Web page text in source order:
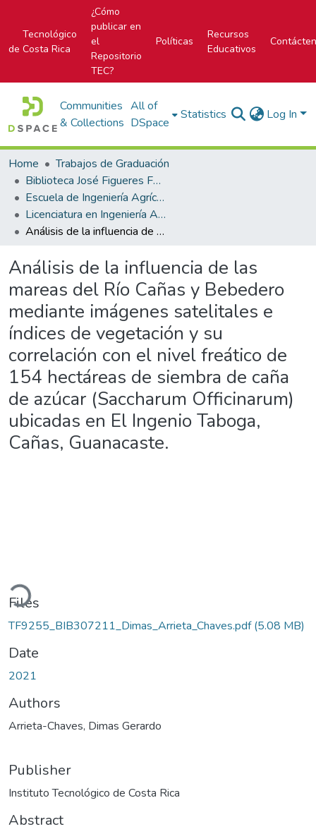
Tecnológico
de Costa Rica
¿Cómo
publicar en
el
Repositorio
TEC?
Políticas
Recursos
Educativos
Communities
& Collections
All of
DSpace
Statistics Log In
Home
Trabajos de Graduación
Biblioteca José Figueres Ferrer
Escuela de Ingeniería Agrícola
Licenciatura en Ingeniería Agrícola
Análisis de la influencia de las mareas del Río Cañas y Bebedero mediante imágenes satelitales e índices de vegetación y su correlación con el nivel freático de 154 hectáreas de siembra de caña de azúcar (Saccharum Officinarum) ubicadas en El Ingenio Taboga, Cañas, Guanacaste.
Análisis de la influencia de las
mareas del Río Cañas y Bebedero
mediante imágenes satelitales e
índices de vegetación y su
correlación con el nivel freático de
154 hectáreas de siembra de caña
de azúcar (Saccharum Officinarum)
ubicadas en El Ingenio Taboga,
Cañas, Guanacaste.
Files
TF9255_BIB307211_Dimas_Arrieta_Chaves.pdf(5.08 MB)
Date
2021
Authors
Arrieta-Chaves, Dimas Gerardo
Publisher
Instituto Tecnológico de Costa Rica
Abstract